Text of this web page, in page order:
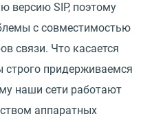
версию SIP, поэтому
с совместимостью
связи. Что касается
строго придерживаемся
наши сети работают
аппаратных